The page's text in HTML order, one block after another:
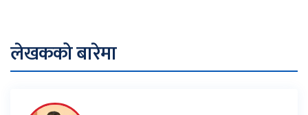
लेखकको बारेमा